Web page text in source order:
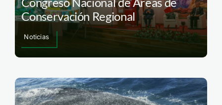
Conservación Regional
Noticias